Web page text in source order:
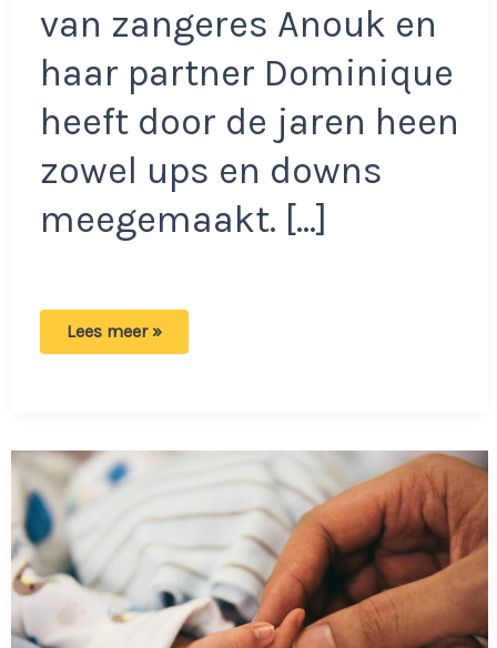
van zangeres Anouk en
haar partner Dominique
heeft door de jaren heen
zowel ups en downs
meegemaakt. […]
Anouk
blij
met
de
relatie
Lees meer »